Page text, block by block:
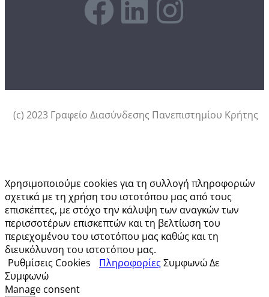
(c) 2023 Γραφείο Διασύνδεσης Πανεπιστημίου Κρήτης
Χρησιμοποιούμε cookies για τη συλλογή πληροφοριών
σχετικά με τη χρήση του ιστοτόπου μας από τους
επισκέπτες, με στόχο την κάλυψη των αναγκών των
περισσοτέρων επισκεπτών και τη βελτίωση του
περιεχομένου του ιστοτόπου μας καθώς και τη
διευκόλυνση του ιστοτόπου μας.
Ρυθμίσεις Cookies
ΠληροφορίεςΣυμφωνώΔε
Συμφωνώ
Manage consent